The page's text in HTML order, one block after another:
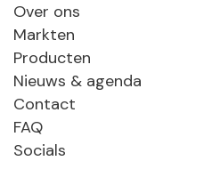
Over ons
Markten
Producten
Nieuws & agenda
Contact
FAQ
Socials